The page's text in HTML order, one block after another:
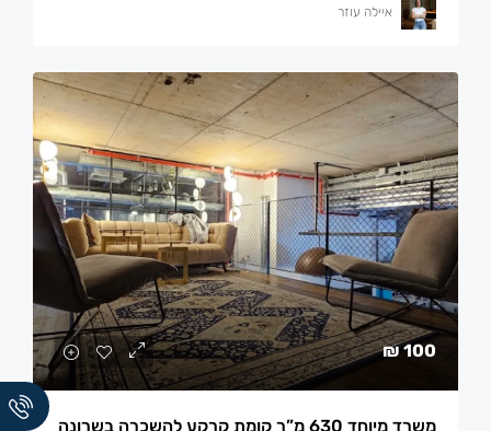
איילה עוזר
100 ₪
משרד מיוחד 630 מ”ר קומת קרקע להשכרה בשרונה